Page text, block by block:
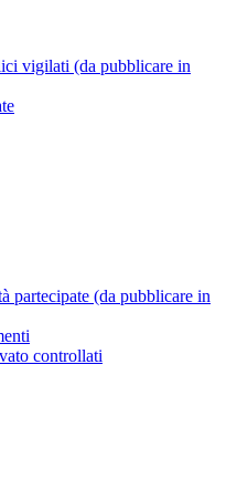
vigilati (da pubblicare in
partecipate (da pubblicare in
controllati